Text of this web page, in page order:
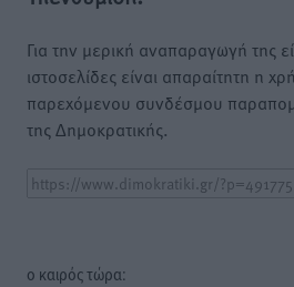
Για την μερική αναπαραγωγή της
ιστοσελίδες είναι απαραίτητη η
παρεχόμενου συνδέσμου
της Δημοκρατικής.
o καιρός τώρα: